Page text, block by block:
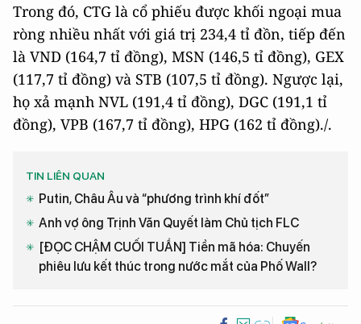
Trong đó, CTG là cổ phiếu được khối ngoại mua
ròng nhiều nhất với giá trị 234,4 tỉ đồn, tiếp đến
là VND (164,7 tỉ đồng), MSN (146,5 tỉ đồng), GEX
(117,7 tỉ đồng) và STB (107,5 tỉ đồng). Ngược lại,
họ xả mạnh NVL (191,4 tỉ đồng), DGC (191,1 tỉ
đồng), VPB (167,7 tỉ đồng), HPG (162 tỉ đồng)./.
TIN LIÊN QUAN
Putin, Châu Âu và “phương trình khí đốt”
Anh vợ ông Trịnh Văn Quyết làm Chủ tịch FLC
[ĐỌC CHẬM CUỐI TUẦN] Tiền mã hóa: Chuyến
phiêu lưu kết thúc trong nước mắt của Phố Wall?